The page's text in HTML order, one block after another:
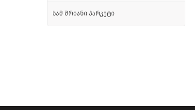
სამ შრიანი პარკეტი